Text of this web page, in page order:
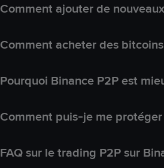
Comment ajouter de
Comment acheter des
Pourquoi Binance P2P est
Comment puis-je me
FAQ sur le trading P2P sur